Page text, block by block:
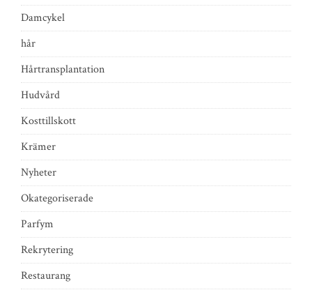
Damcykel
hår
Hårtransplantation
Hudvård
Kosttillskott
Krämer
Nyheter
Okategoriserade
Parfym
Rekrytering
Restaurang